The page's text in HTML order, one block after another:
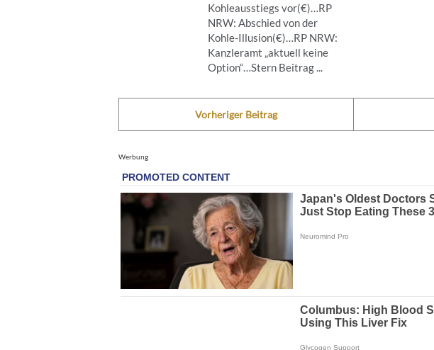
Kohleausstiegs vor(€)…RP
NRW: Abschied von der
Kohle-Illusion(€)…RP NRW:
Kanzleramt „aktuell keine
Option“…Stern Beitrag ...
Vorheriger Beitrag
Werbung